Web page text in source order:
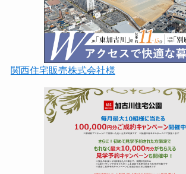
関西住宅販売株式会社様